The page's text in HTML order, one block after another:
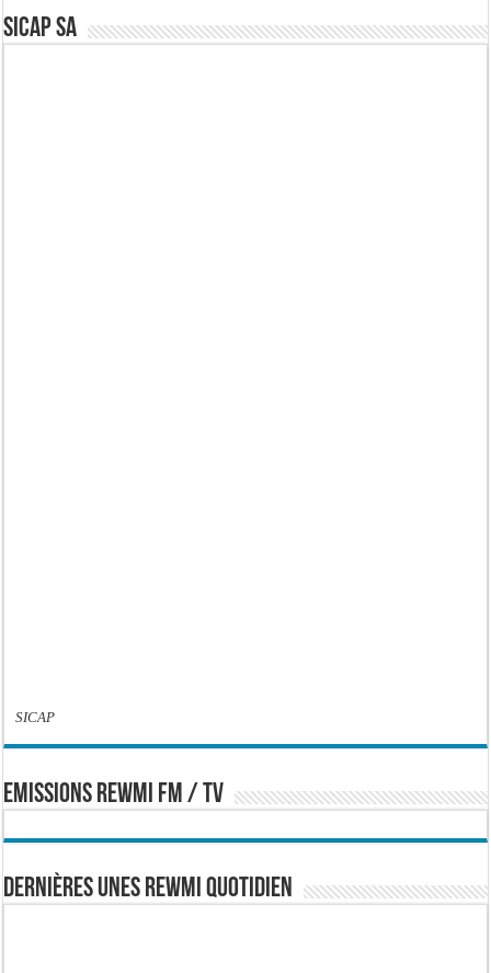
SICAP SA
SICAP
EMISSIONS REWMI FM / TV
Dernières Unes Rewmi Quotidien